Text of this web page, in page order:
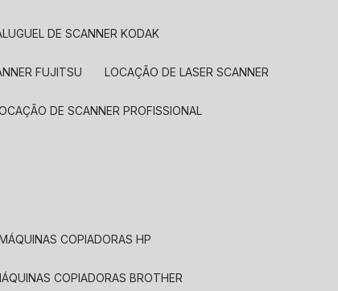
ALUGUEL DE SCANNER KODAK
FUJITSU LOCAÇÃO DE LASER SCANNER
DE SCANNER PROFISSIONAL
MÁQUINAS COPIADORAS HP
MÁQUINAS COPIADORAS BROTHER